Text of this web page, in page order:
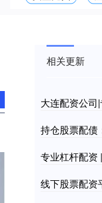
相关更新
大连配资公司
持仓股票配债
专业杠杆配资
线下股票配资